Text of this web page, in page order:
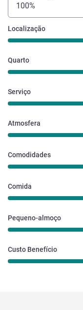
100%
Localização
Quarto
Serviço
Atmosfera
Comodidades
Comida
Pequeno-almoço
Custo Benefício